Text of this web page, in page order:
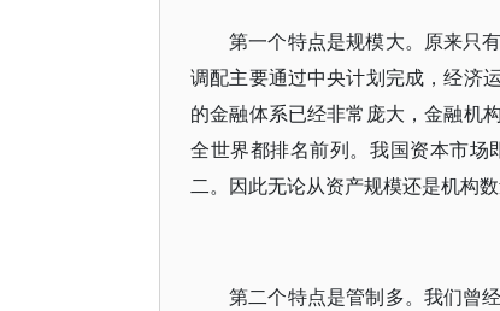
第一个特点是规模大。原来只
调配主要通过中央计划完成，经济
的金融体系已经非常庞大，金融机
全世界都排名前列。我国资本市
二。因此无论从资产规模还是机构
第二个特点是管制多。我们曾